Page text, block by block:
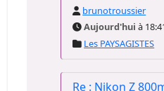
brunotroussier
Aujourd'hui à
Les PAYSAGISTES
Re : Nikon Z